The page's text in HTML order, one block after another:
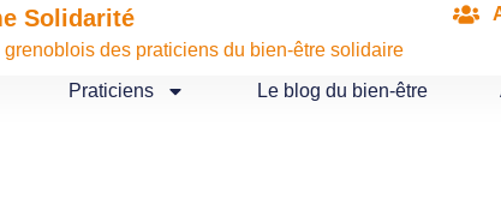
Solidarité
grenoblois des praticiens du bien-être solidaire
Praticiens Le blog du bien-être